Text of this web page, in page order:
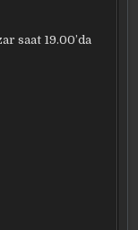
saat 19.00’da